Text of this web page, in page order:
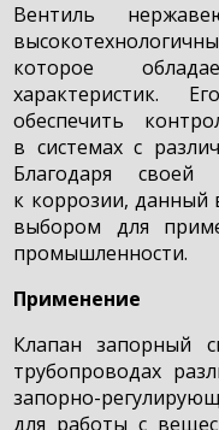
Вентиль
которое
характеристик.
обеспечить
в системах с
Благодаря своей
к коррозии, данный
выбором для
промышленности.
Применение
Клапан запорный
трубопроводах
запорно-
для работы с